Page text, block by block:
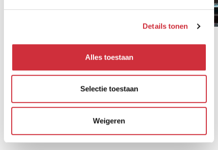
Details tonen
Alles toestaan
Selectie toestaan
Weigeren
Ga naar de projectpagina 'Belevingskantoor Appèl'
activiteit gerelateerd werken den bosch
horeca kantoor